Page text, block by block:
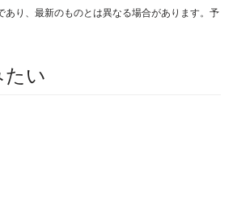
あり、最新のものとは異なる場合があります。予
い